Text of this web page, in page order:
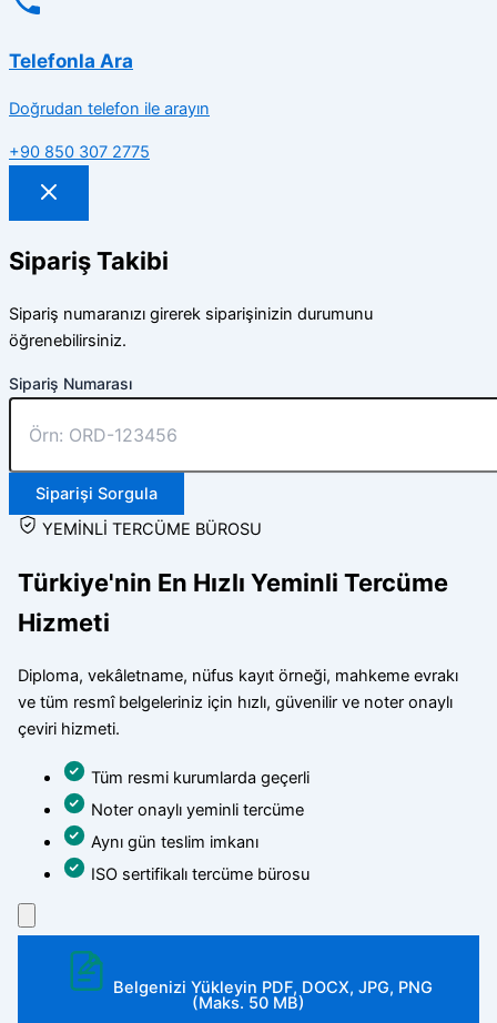
Telefonla Ara
Doğrudan telefon ile arayın
+90 850 307 2775
Sipariş Takibi
Sipariş numaranızı girerek siparişinizin durumunu
öğrenebilirsiniz.
Sipariş Numarası
Siparişi Sorgula
YEMİNLİ TERCÜME BÜROSU
Türkiye'nin En Hızlı Yeminli Tercüme
Hizmeti
Diploma, vekâletname, nüfus kayıt örneği, mahkeme evrakı
ve tüm resmî belgeleriniz için hızlı, güvenilir ve noter onaylı
çeviri hizmeti.
Tüm resmi kurumlarda geçerli
Noter onaylı yeminli tercüme
Aynı gün teslim imkanı
ISO sertifikalı tercüme bürosu
Belgenizi Yükleyin PDF, DOCX, JPG, PNG
(Maks. 50 MB)